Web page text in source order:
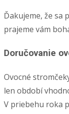
Ďakujeme, že sa
prajeme vám
Doručovanie
Ovocné
len období
V priebehu roka